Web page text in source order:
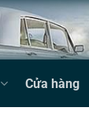
Cửa hàng